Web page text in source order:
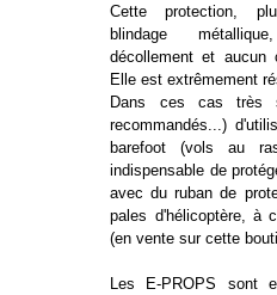
Cette protection,
blindage
décollement et aucun
Elle est extrêmement
Dans ces cas très
recommandés...)
barefoot (vols au
indispensable de
avec du ruban de
pales d'hélicoptère, à
(en vente sur cette
Les E-PROPS sont